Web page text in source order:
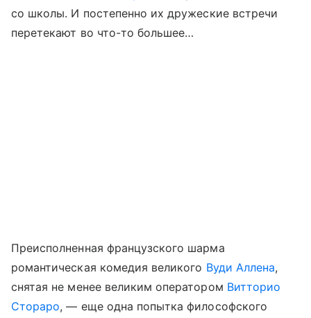
со школы. И постепенно их дружеские встречи
перетекают во что-то большее…
Преисполненная французского шарма
романтическая комедия великого Вуди Аллена,
снятая не менее великим оператором Витторио
Стораро, — еще одна попытка философского